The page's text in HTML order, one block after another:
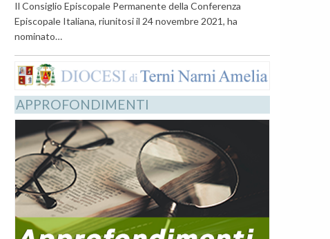
Il Consiglio Episcopale Permanente della Conferenza
Episcopale Italiana, riunitosi il 24 novembre 2021, ha
nominato…
APPROFONDIMENTI